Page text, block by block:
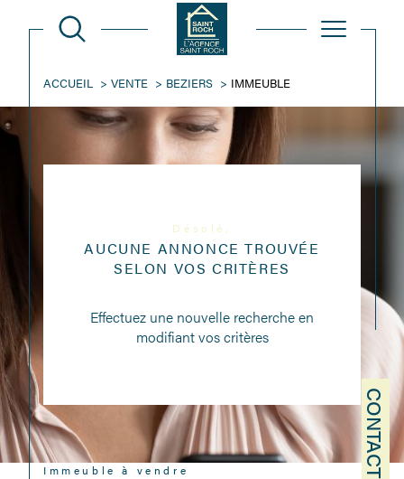
CONTACT
ACCUEIL VENTE BEZIERS IMMEUBLE
Désolé,
AUCUNE ANNONCE TROUVÉE
SELON VOS CRITÈRES
Effectuez une nouvelle recherche en
modifiant vos critères
Immeuble à vendre